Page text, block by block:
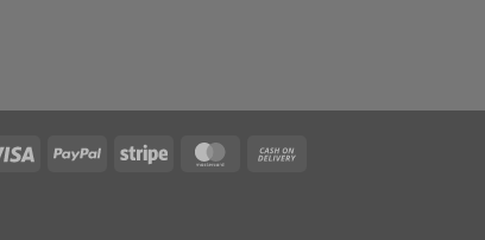
Visa PayPal Stripe MasterCard